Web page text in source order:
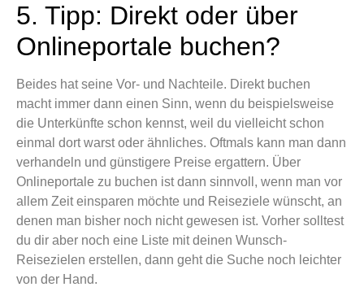
5. Tipp: Direkt oder über
Onlineportale buchen?
Beides hat seine Vor- und Nachteile. Direkt buchen
macht immer dann einen Sinn, wenn du beispielsweise
die Unterkünfte schon kennst, weil du vielleicht schon
einmal dort warst oder ähnliches. Oftmals kann man dann
verhandeln und günstigere Preise ergattern. Über
Onlineportale zu buchen ist dann sinnvoll, wenn man vor
allem Zeit einsparen möchte und Reiseziele wünscht, an
denen man bisher noch nicht gewesen ist. Vorher solltest
du dir aber noch eine Liste mit deinen Wunsch-
Reisezielen erstellen, dann geht die Suche noch leichter
von der Hand.